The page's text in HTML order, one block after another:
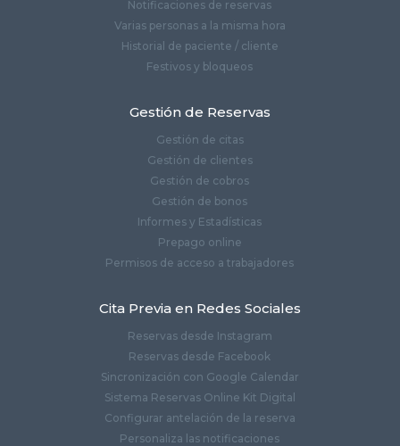
Notificaciones de reservas
Varias personas a la misma hora
Historial de paciente / cliente
Festivos y bloqueos
Gestión de Reservas
Gestión de citas
Gestión de clientes
Gestión de cobros
Gestión de bonos
Informes y Estadísticas
Prepago online
Permisos de acceso a trabajadores
Cita Previa en Redes Sociales
Reservas desde Instagram
Reservas desde Facebook
Sincronización con Google Calendar
Sistema Reservas Online Kit Digital
Configurar antelación de la reserva
Personaliza las notificaciones